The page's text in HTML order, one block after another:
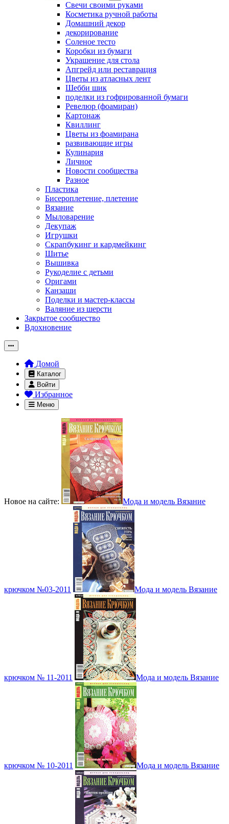
Свечи своими руками
Косметика ручной работы
Домашний декор
декорирование
Соленое тесто
Коробки из бумаги
Украшение для стола
Апгрейд или реставрация
Цветы из атласных лент
Шебби шик
поделки из гофрированной бумаги
Ревелюр (фоамиран)
Картонаж
Квиллинг
Цветы из фоамирана
развивающие игры
Кулинария
Личное
Новости сообщества
Разное
Пластика
Бисероплетение, плетение
Вязание
Мыловарение
Декупаж
Игрушки
Скрапбукинг и кардмейкинг
Шитье
Вышивка
Рукоделие с детьми
Оригами
Канзаши
Поделки и мастер-классы
Валяние из шерсти
Закрытое сообщество
Вдохновение
Домой
Каталог
Войти
Избранное
Меню
Новое на сайте: Мода и модель Вязание
крючком №03-2011 Мода и модель Вязание
крючком № 11-2011 Мода и модель Вязание
крючком № 10-2011 Мода и модель Вязание